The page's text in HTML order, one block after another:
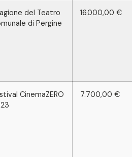
del Teatro
di Pergine
16.000,00 €
CinemaZERO
7.700,00 €